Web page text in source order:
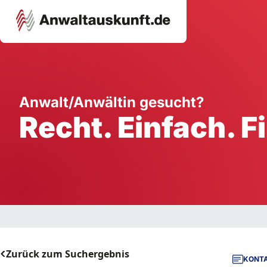
Ausbildung
Handwerk
Dienstleistung
Anwalt/Anwältin gesucht?
Recht. Einfach.
Zurück zum Suchergebnis